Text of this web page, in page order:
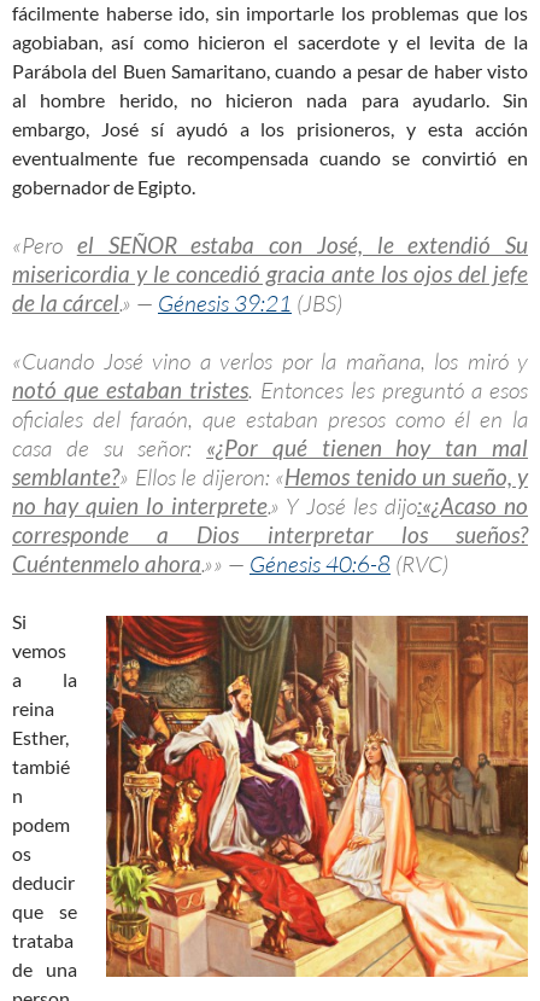
fácilmente haberse ido, sin importarle los problemas que los
agobiaban, así como hicieron el sacerdote y el levita de la
Parábola del Buen Samaritano, cuando a pesar de haber visto
al hombre herido, no hicieron nada para ayudarlo. Sin
embargo, José sí ayudó a los prisioneros, y esta acción
eventualmente fue recompensada cuando se convirtió en
gobernador de Egipto.
«Pero el SEÑOR estaba con José, le extendió Su
misericordia y le concedió gracia ante los ojos del jefe
de la cárcel.» — Génesis 39:21 (JBS)
«Cuando José vino a verlos por la mañana, los miró y
notó que estaban tristes. Entonces les preguntó a esos
oficiales del faraón, que estaban presos como él en la
casa de su señor: «¿Por qué tienen hoy tan mal
semblante?» Ellos le dijeron: «Hemos tenido un sueño, y
no hay quien lo interprete.» Y José les dijo:«¿Acaso no
corresponde a Dios interpretar los sueños?
Cuéntenmelo ahora.»» — Génesis 40:6-8 (RVC)
Si
vemos
a la
reina
Esther,
tambié
n
podem
os
deducir
que se
trataba
de una